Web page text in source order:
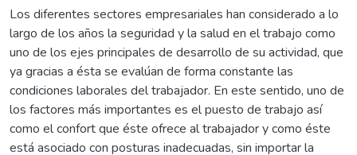
Los diferentes sectores empresariales han considerado a lo
largo de los años la seguridad y la salud en el trabajo como
uno de los ejes principales de desarrollo de su actividad, que
ya gracias a ésta se evalúan de forma constante las
condiciones laborales del trabajador. En este sentido, uno de
los factores más importantes es el puesto de trabajo así
como el confort que éste ofrece al trabajador y como éste
está asociado con posturas inadecuadas, sin importar la